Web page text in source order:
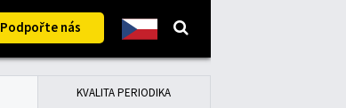
Podpořte nás
KVALITA PERIODIKA